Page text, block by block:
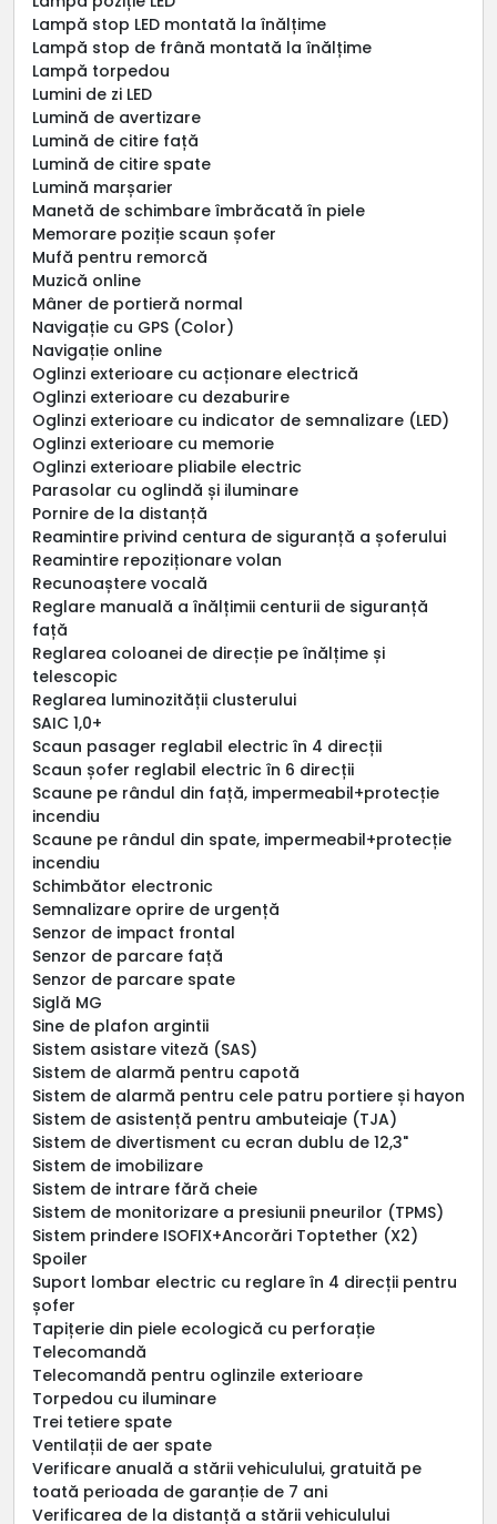
Lampă stop LED montată la înălțime
Lampă stop de frână montată la înălțime
Lampă torpedou
Lumini de zi LED
Lumină de avertizare
Lumină de citire față
Lumină de citire spate
Lumină marșarier
Manetă de schimbare îmbrăcată în piele
Memorare poziție scaun șofer
Mufă pentru remorcă
Muzică online
Mâner de portieră normal
Navigație cu GPS (Color)
Navigație online
Oglinzi exterioare cu acționare electrică
Oglinzi exterioare cu dezaburire
Oglinzi exterioare cu indicator de semnalizare (LED)
Oglinzi exterioare cu memorie
Oglinzi exterioare pliabile electric
Parasolar cu oglindă și iluminare
Pornire de la distanță
Reamintire privind centura de siguranță a șoferului
Reamintire repoziționare volan
Recunoaștere vocală
Reglare manuală a înălțimii centurii de siguranță
față
Reglarea coloanei de direcție pe înălțime și
telescopic
Reglarea luminozității clusterului
SAIC 1,0+
Scaun pasager reglabil electric în 4 direcții
Scaun șofer reglabil electric în 6 direcții
Scaune pe rândul din față, impermeabil+protecție
incendiu
Scaune pe rândul din spate, impermeabil+protecție
incendiu
Schimbător electronic
Semnalizare oprire de urgență
Senzor de impact frontal
Senzor de parcare față
Senzor de parcare spate
Siglă MG
Sine de plafon argintii
Sistem asistare viteză (SAS)
Sistem de alarmă pentru capotă
Sistem de alarmă pentru cele patru portiere și hayon
Sistem de asistență pentru ambuteiaje (TJA)
Sistem de divertisment cu ecran dublu de 12,3"
Sistem de imobilizare
Sistem de intrare fără cheie
Sistem de monitorizare a presiunii pneurilor (TPMS)
Sistem prindere ISOFIX+Ancorări Toptether (X2)
Spoiler
Suport lombar electric cu reglare în 4 direcții pentru
șofer
Tapițerie din piele ecologică cu perforație
Telecomandă
Telecomandă pentru oglinzile exterioare
Torpedou cu iluminare
Trei tetiere spate
Ventilații de aer spate
Verificare anuală a stării vehiculului, gratuită pe
toată perioada de garanție de 7 ani
Verificarea de la distanță a stării vehiculului